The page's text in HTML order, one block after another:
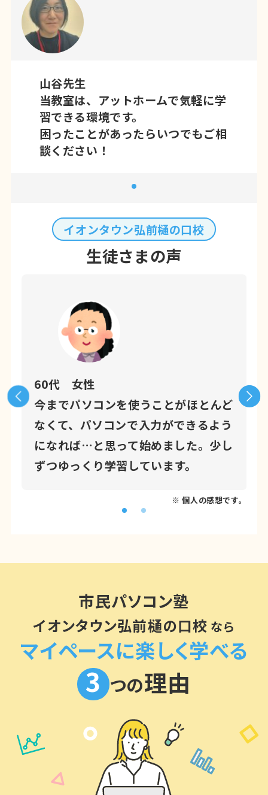
山谷先生
当教室は、アットホームで気軽に学
習できる環境です。
困ったことがあったらいつでもご相
談ください！
イオンタウン弘前樋の口校
生徒さまの声
60代 女性
今までパソコンを使うことがほとんど
なくて、パソコンで入力ができるよう
になれば…と思って始めました。少し
ずつゆっくり学習しています。
※ 個人の感想です。
市民パソコン塾
イオンタウン弘前樋の口校 なら
マイペースに楽しく学べる
3 つの理由